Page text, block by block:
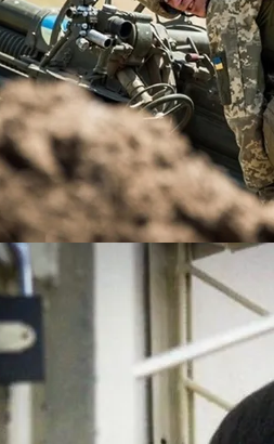
Регулировать
Интеллект
В США Оказался
«испанки» 1918 Года
Сколько Бойцов ВСУ
С Прошлого Перемирия